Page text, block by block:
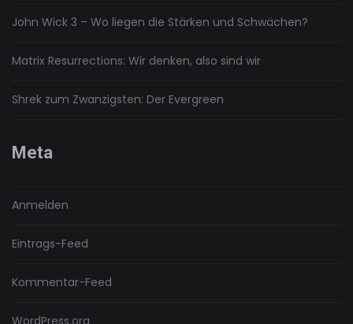
John Wick 3 – Wo liegen die Stärken und Schwächen?
Matrix Resurrections: Wir denken, also sind wir
Shrek zum Zwanzigsten: Der Evergreen
Meta
Anmelden
Eintrags-Feed
Kommentar-Feed
WordPress.org